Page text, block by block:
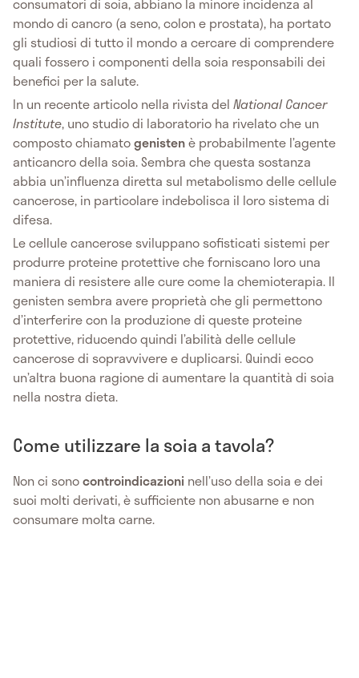
mondo di cancro (a seno, colon e prostata), ha portato
gli studiosi di tutto il mondo a cercare di comprendere
quali fossero i componenti della soia responsabili dei
benefici per la salute.
In un recente articolo nella rivista del National Cancer
Institute, uno studio di laboratorio ha rivelato che un
composto chiamatogenistenè probabilmente l’agente
anticancro della soia. Sembra che questa sostanza
abbia un’influenza diretta sul metabolismo delle cellule
cancerose, in particolare indebolisca il loro sistema di
difesa.
Le cellule cancerose sviluppano sofisticati sistemi per
produrre proteine protettive che forniscano loro una
maniera di resistere alle cure come la chemioterapia. Il
genisten sembra avere proprietà che gli permettono
d’interferire con la produzione di queste proteine
protettive, riducendo quindi l’abilità delle cellule
cancerose di sopravvivere e duplicarsi. Quindi ecco
un’altra buona ragione di aumentare la quantità di soia
nella nostra dieta.
Come utilizzare la soia a tavola?
Non ci sonocontroindicazioni nell’uso della soia e dei
suoi molti derivati, è sufficiente non abusarne e non
consumare molta carne.